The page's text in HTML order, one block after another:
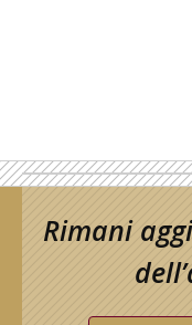
Rimani